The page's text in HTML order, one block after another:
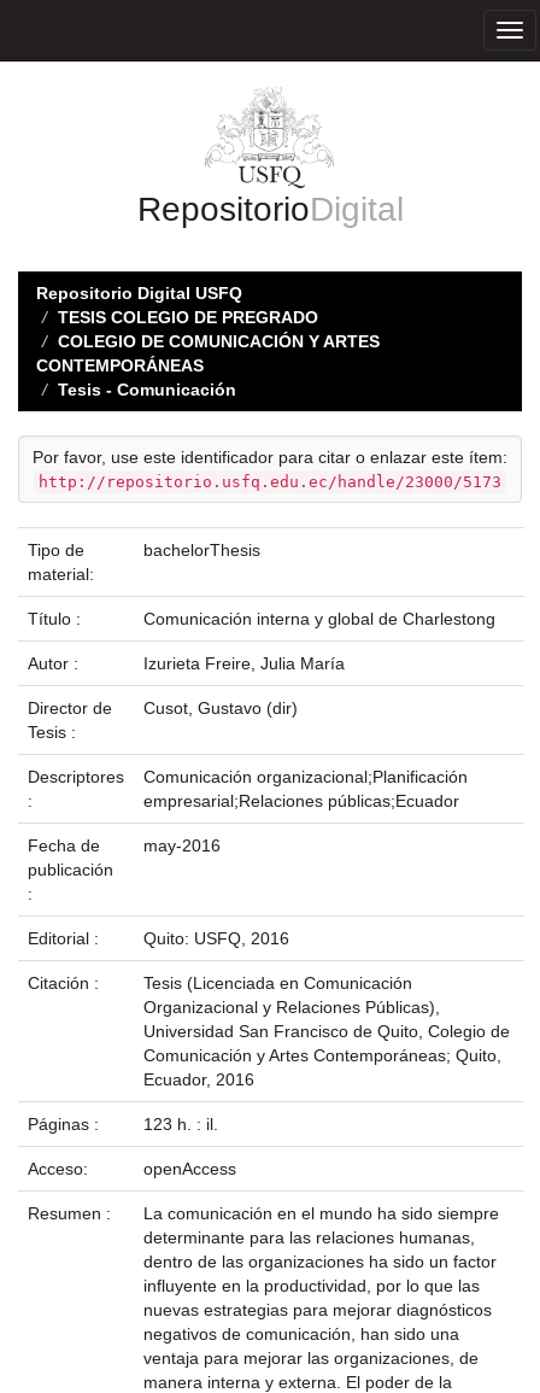
RepositorioDigital
Repositorio Digital USFQ
TESIS COLEGIO DE PREGRADO
COLEGIO DE COMUNICACIÓN Y ARTES
CONTEMPORÁNEAS
Tesis - Comunicación
Por favor, use este identificador para citar o enlazar este ítem:
http://repositorio.usfq.edu.ec/handle/23000/5173
Tipo de
material:
bachelorThesis
Título : Comunicación interna y global de Charlestong
Autor : Izurieta Freire, Julia María
Director de
Tesis :
Cusot, Gustavo (dir)
Descriptores
:
Comunicación organizacional;Planificación
empresarial;Relaciones públicas;Ecuador
Fecha de
publicación
:
may-2016
Editorial : Quito: USFQ, 2016
Citación :
Tesis (Licenciada en Comunicación
Organizacional y Relaciones Públicas),
Universidad San Francisco de Quito, Colegio de
Comunicación y Artes Contemporáneas; Quito,
Ecuador, 2016
Páginas : 123 h. : il.
Acceso: openAccess
Resumen :
La comunicación en el mundo ha sido siempre
determinante para las relaciones humanas,
dentro de las organizaciones ha sido un factor
influyente en la productividad, por lo que las
nuevas estrategias para mejorar diagnósticos
negativos de comunicación, han sido una
ventaja para mejorar las organizaciones, de
manera interna y externa. El poder de la